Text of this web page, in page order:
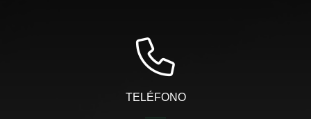
TELÉFONO